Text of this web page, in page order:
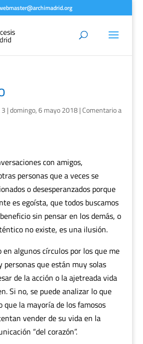
|domingo, 6 mayo 2018|Comentario a
con amigos,
personas que a veces se
o desesperanzados porque
es egoísta, que todos buscamos
sin pensar en los demás, o
no existe, es una ilusión.
en algunos círculos por los que me
personas que están muy solas
de la acción o la ajetreada vida
Si no, se puede analizar lo que
que la mayoría de los famosos
vender de su vida en la
“del corazón”.